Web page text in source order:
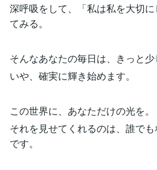
深呼吸をして、「私は私を大切
てみる。
そんなあなたの毎日は、きっと
いや、確実に輝き始めます。
この世界に、あなただけの光を。
それを見せてくれるのは、誰で
です。